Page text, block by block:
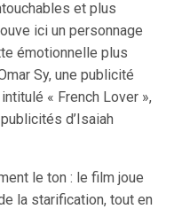
et plus
ici un personnage
émotionnelle plus
Sy, une publicité
« French Lover »,
d’Isaiah
le ton : le film joue
la starification, tout en